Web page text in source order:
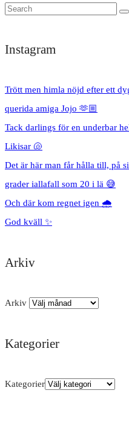
Instagram
Trött men himla nöjd efter ett
querida amiga Jojo 🫶🏼
Tack darlings för en underbar
Likisar 🐚
Det är här man får hålla till, på
grader iallafall som 20 i lä 😅
Och där kom regnet igen 🌧️
God kväll ✨
Arkiv
Arkiv
Kategorier
Kategorier